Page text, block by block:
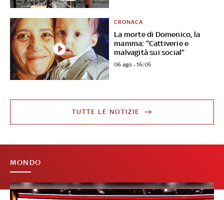
La morte di Domenico, la
mamma: “Cattiverie e
malvagità sui social”
CRONACA
06 ago - 16:05
TUTTE LE NOTIZIE
MONDO